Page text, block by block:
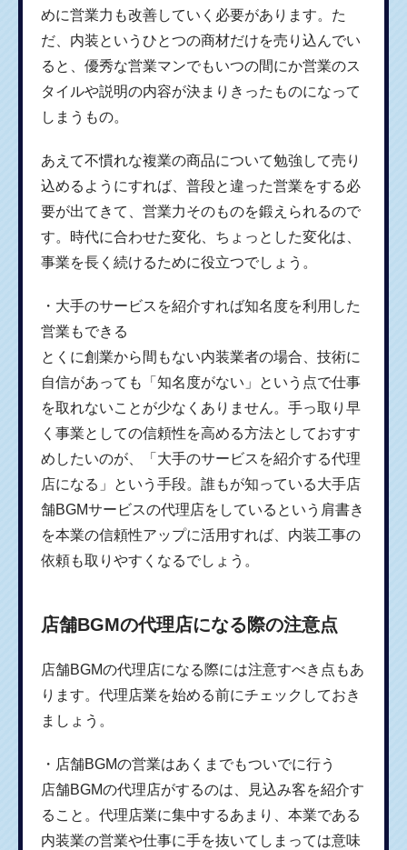
めに営業力も改善していく必要があります。た
だ、内装というひとつの商材だけを売り込んでい
ると、優秀な営業マンでもいつの間にか営業のス
タイルや説明の内容が決まりきったものになって
しまうもの。
あえて不慣れな複業の商品について勉強して売り
込めるようにすれば、普段と違った営業をする必
要が出てきて、営業力そのものを鍛えられるので
す。時代に合わせた変化、ちょっとした変化は、
事業を長く続けるために役立つでしょう。
・大手のサービスを紹介すれば知名度を利用した
営業もできる
とくに創業から間もない内装業者の場合、技術に
自信があっても「知名度がない」という点で仕事
を取れないことが少なくありません。手っ取り早
く事業としての信頼性を高める方法としておすす
めしたいのが、「大手のサービスを紹介する代理
店になる」という手段。誰もが知っている大手店
舗BGMサービスの代理店をしているという肩書き
を本業の信頼性アップに活用すれば、内装工事の
依頼も取りやすくなるでしょう。
店舗BGMの代理店になる際の注意点
店舗BGMの代理店になる際には注意すべき点もあ
ります。代理店業を始める前にチェックしておき
ましょう。
・店舗BGMの営業はあくまでもついでに行う
店舗BGMの代理店がするのは、見込み客を紹介す
ること。代理店業に集中するあまり、本業である
内装業の営業や仕事に手を抜いてしまっては意味